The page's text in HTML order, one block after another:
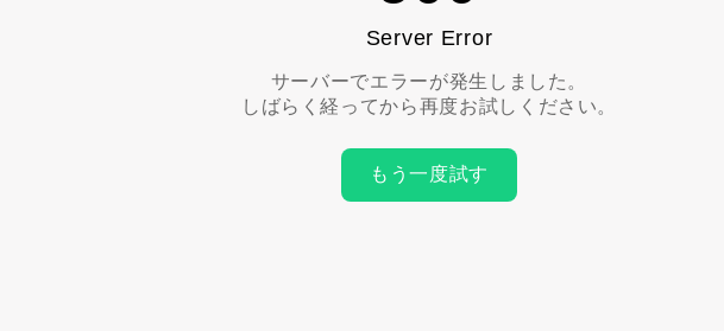
Server Error
サーバーでエラーが発生しました。
しばらく経ってから再度お試しください。
もう一度試す